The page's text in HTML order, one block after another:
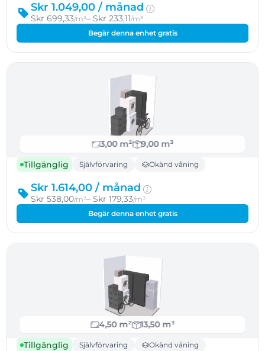
Skr 1.049,00 / månad
Skr 699,33/m²– Skr 233,11/m³
Begär denna enhet gratis
3,00 m²
9,00 m³
Tillgänglig
Självförvaring Okänd våning
Skr 1.614,00 / månad
Skr 538,00/m²– Skr 179,33/m³
Begär denna enhet gratis
4,50 m²
13,50 m³
Tillgänglig
Självförvaring Okänd våning